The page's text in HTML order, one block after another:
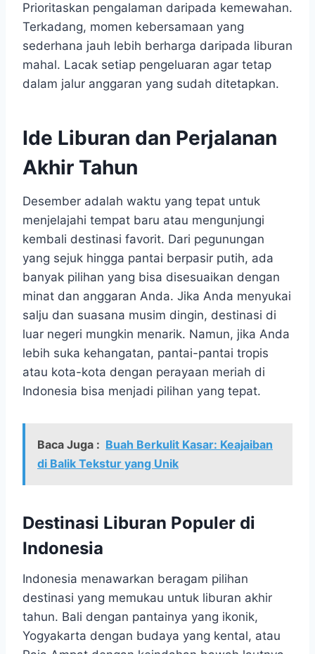
Prioritaskan pengalaman daripada kemewahan.
Terkadang, momen kebersamaan yang
sederhana jauh lebih berharga daripada liburan
mahal. Lacak setiap pengeluaran agar tetap
dalam jalur anggaran yang sudah ditetapkan.
Ide Liburan dan Perjalanan
Akhir Tahun
Desember adalah waktu yang tepat untuk
menjelajahi tempat baru atau mengunjungi
kembali destinasi favorit. Dari pegunungan
yang sejuk hingga pantai berpasir putih, ada
banyak pilihan yang bisa disesuaikan dengan
minat dan anggaran Anda. Jika Anda menyukai
salju dan suasana musim dingin, destinasi di
luar negeri mungkin menarik. Namun, jika Anda
lebih suka kehangatan, pantai-pantai tropis
atau kota-kota dengan perayaan meriah di
Indonesia bisa menjadi pilihan yang tepat.
Baca Juga : Buah Berkulit Kasar: Keajaiban
di Balik Tekstur yang Unik
Destinasi Liburan Populer di
Indonesia
Indonesia menawarkan beragam pilihan
destinasi yang memukau untuk liburan akhir
tahun. Bali dengan pantainya yang ikonik,
Yogyakarta dengan budaya yang kental, atau